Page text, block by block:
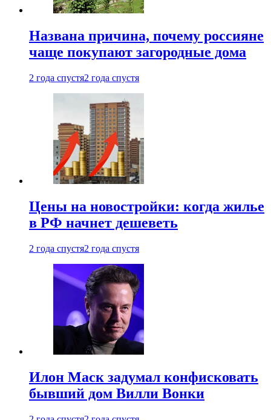
Названа причина, почему россияне
чаще покупают загородные дома
2 года спустя2 года спустя
Цены на новостройки: когда жилье
в РФ начнет дешеветь
2 года спустя2 года спустя
Илон Маск задумал конфисковать
бывший дом Вилли Вонки